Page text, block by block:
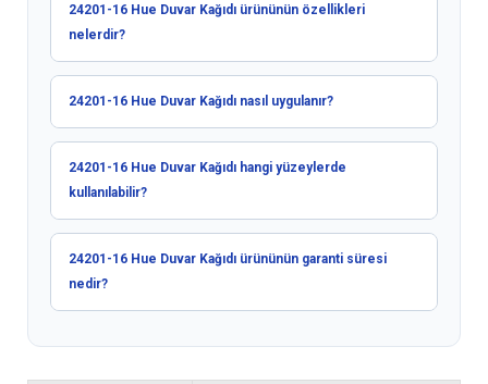
24201-16 Hue Duvar Kağıdı ürününün özellikleri
nelerdir?
24201-16 Hue Duvar Kağıdı nasıl uygulanır?
24201-16 Hue Duvar Kağıdı hangi yüzeylerde
kullanılabilir?
24201-16 Hue Duvar Kağıdı ürününün garanti süresi
nedir?